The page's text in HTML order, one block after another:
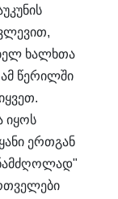
ხალხთა
წერილში
იყოს
ერთგან